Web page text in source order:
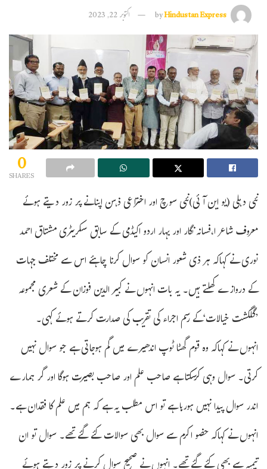
byHindustan Express اکتوبر 22, 2023
0
SHARES
نئی دہلی (یو این آئی)نئی سوچ اور اختراعی ذہن اپنانے پر زور دیتے ہوئے
معروف شاعر ا،فسانہ نگار اور بہار اردو اکیڈمی کے سابق سکریٹری مشتاق احمد
نوری نے کہاکہ ہر ذی شعور انسان کو سوال کرنا چاہئے اس سے مختلف جہات
کے دروازے کھلتے ہیں۔ یہ بات انہوں نے کبیر الدین فوزان کے شعری مجموعہ
’گلگشت خیالات‘کے رسم اجراء کی تقریب کی صدارت کرتے ہوئے کہی۔
انہوں نے کہاکہ وہ قوم گھٹا ٹوپ اندھیرے میں گم ہوجاتی ہے جو سوال نہیں
کرتی۔ سوال وہی کرسکتا ہے صاحب علم اور صاحب بصیرت ہوگا اور گر ہمارے
اندر سوال پیدا نہیں ہورہا ہے تو اس مطلب یہ ہے کہ ہم میں علم کا فقدان ہے۔
انہوں نے کہاکہ حضو اکرم سے سوال بھی سوالات کئے گئے تھے۔ سوال تو ان